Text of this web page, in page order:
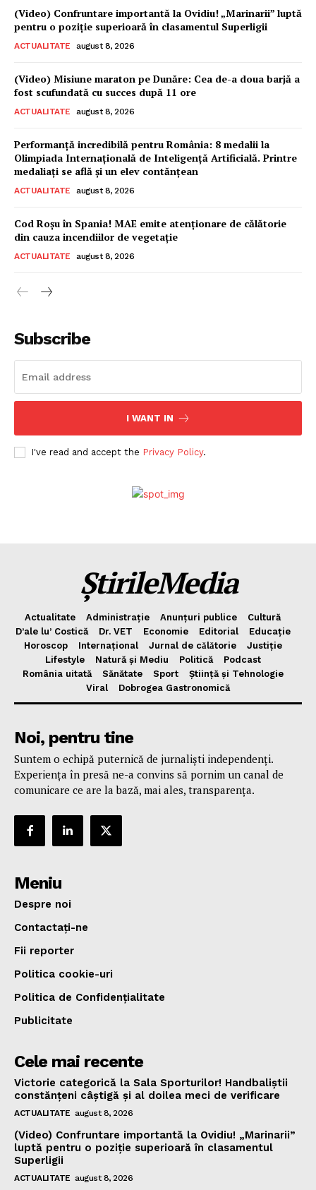
(Video) Confruntare importantă la Ovidiu! „Marinarii” luptă
pentru o poziție superioară în clasamentul Superligii
ACTUALITATE august 8, 2026
(Video) Misiune maraton pe Dunăre: Cea de-a doua barjă a
fost scufundată cu succes după 11 ore
ACTUALITATE august 8, 2026
Performanță incredibilă pentru România: 8 medalii la
Olimpiada Internațională de Inteligență Artificială. Printre
medaliați se află și un elev contănțean
ACTUALITATE august 8, 2026
Cod Roșu în Spania! MAE emite atenționare de călătorie
din cauza incendiilor de vegetație
ACTUALITATE august 8, 2026
Subscribe
I WANT IN
I've read and accept the Privacy Policy.
ȘtirileMedia
Actualitate Administrație Anunțuri publice
Cultură
D’ale lu’ Costică
Dr. VET Economie Editorial
Educație
Horoscop
Internațional Jurnal de cǎlǎtorie
Justiție
Lifestyle
Natură și Mediu Politică
Podcast
România uitată
Sănătate Sport
Știință și Tehnologie
Viral
Dobrogea Gastronomică
Noi, pentru tine
Suntem o echipă puternică de jurnaliști independenți.
Experiența în presă ne-a convins să pornim un canal de
comunicare ce are la bază, mai ales, transparența.
Meniu
Despre noi
Contactați-ne
Fii reporter
Politica cookie-uri
Politica de Confidențialitate
Publicitate
Cele mai recente
Victorie categorică la Sala Sporturilor! Handbaliștii
constănțeni câștigă și al doilea meci de verificare
ACTUALITATE august 8, 2026
(Video) Confruntare importantă la Ovidiu! „Marinarii”
luptă pentru o poziție superioară în clasamentul
Superligii
ACTUALITATE august 8, 2026